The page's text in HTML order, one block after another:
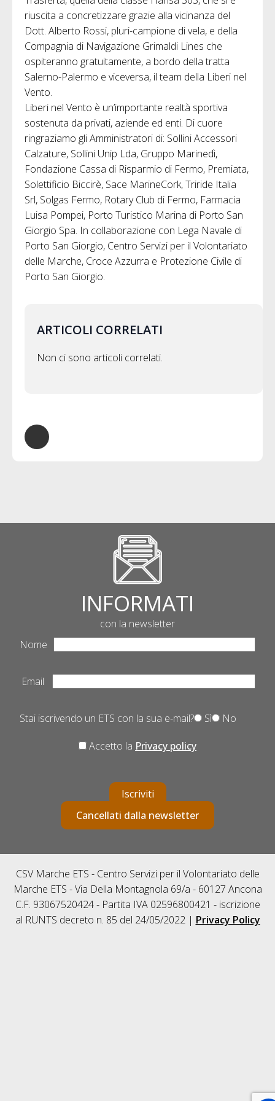
riuscita a concretizzare grazie alla vicinanza del
Dott. Alberto Rossi, pluri-campione di vela, e della
Compagnia di Navigazione Grimaldi Lines che
ospiteranno gratuitamente, a bordo della tratta
Salerno-Palermo e viceversa, il team della Liberi nel
Vento.
Liberi nel Vento è un’importante realtà sportiva
sostenuta da privati, aziende ed enti. Di cuore
ringraziamo gli Amministratori di: Sollini Accessori
Calzature, Sollini Unip Lda, Gruppo Marinedì,
Fondazione Cassa di Risparmio di Fermo, Premiata,
Solettificio Biccirè, Sace MarineCork, Triride Italia
Srl, Solgas Fermo, Rotary Club di Fermo, Farmacia
Luisa Pompei, Porto Turistico Marina di Porto San
Giorgio Spa. In collaborazione con Lega Navale di
Porto San Giorgio, Centro Servizi per il Volontariato
delle Marche, Croce Azzurra e Protezione Civile di
Porto San Giorgio.
ARTICOLI CORRELATI
Non ci sono articoli correlati.
INFORMATI
con la newsletter
Nome
Email
Stai iscrivendo un ETS con la sua e-mail? Sì No
Accetto la Privacy policy
Iscriviti
Cancellati dalla newsletter
CSV Marche ETS - Centro Servizi per il Volontariato delle
Marche ETS - Via Della Montagnola 69/a - 60127 Ancona
C.F. 93067520424 - Partita IVA 02596800421 - iscrizione
al RUNTS decreto n. 85 del 24/05/2022 | Privacy Policy